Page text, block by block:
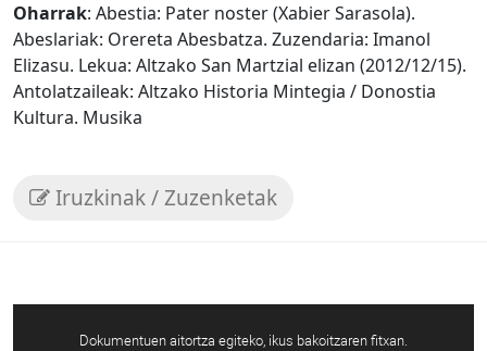
Oharrak: Abestia: Pater noster (Xabier Sarasola).
Abeslariak: Orereta Abesbatza. Zuzendaria: Imanol
Elizasu. Lekua: Altzako San Martzial elizan (2012/12/15).
Antolatzaileak: Altzako Historia Mintegia / Donostia
Kultura. Musika
Iruzkinak / Zuzenketak
Dokumentuen aitortza egiteko, ikus bakoitzaren fitxan.